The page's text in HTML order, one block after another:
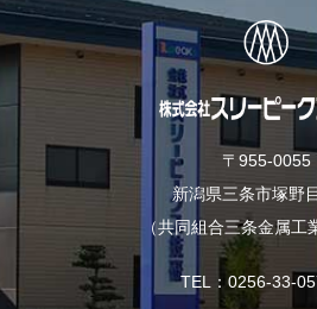
〒955-0055
新潟県三条市塚野
（共同組合三条金属工
TEL
0256-33-